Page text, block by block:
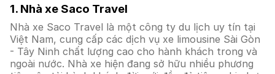
1. Nhà xe Saco Travel
Nhà xe Saco Travel là một công ty du lịch uy tín tại
Việt Nam, cung cấp các dịch vụ xe limousine Sài Gòn
- Tây Ninh chất lượng cao cho hành khách trong và
ngoài nước. Nhà xe hiện đang sở hữu nhiều phương